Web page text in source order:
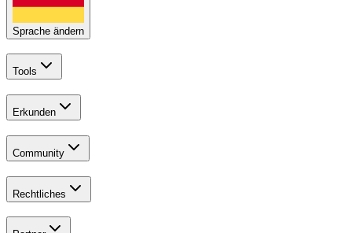
Sprache ändern
Tools
Erkunden
Community
Rechtliches